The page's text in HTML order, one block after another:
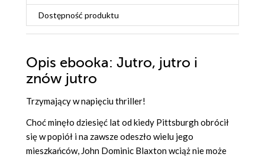
Dostępność produktu
Opis ebooka: Jutro, jutro i
znów jutro
Trzymający w napięciu thriller!
Choćminęło dziesięć lat od kiedy Pittsburghobrócił
się w popiół i na zawsze odeszło wielu jego
mieszkańców, John Dominic Blaxtonwciążniemoże